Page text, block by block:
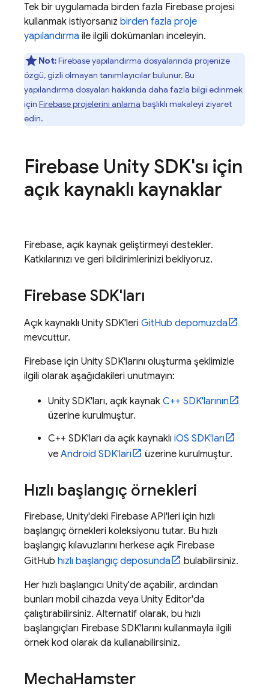
Tek bir uygulamada birden fazla Firebase projesi
kullanmak istiyorsanız birden fazla proje
yapılandırma ile ilgili dokümanları inceleyin.
Not:Firebase yapılandırma dosyalarında projenize
özgü, gizli olmayan tanımlayıcılar bulunur. Bu
yapılandırma dosyaları hakkında daha fazla bilgi edinmek
için Firebase projelerini anlama başlıklı makaleyi ziyaret
edin.
Firebase Unity SDK'sı için
açık kaynaklı kaynaklar
Firebase, açık kaynak geliştirmeyi destekler.
Katkılarınızı ve geri bildirimlerinizi bekliyoruz.
Firebase SDK'ları
Açık kaynaklı Unity SDK'leri GitHub depomuzda
mevcuttur.
Firebase için Unity SDK'larını oluşturma şeklimizle
ilgili olarak aşağıdakileri unutmayın:
Unity SDK'ları, açık kaynak C++ SDK'larının
üzerine kurulmuştur.
C++ SDK'ları da açık kaynaklı iOS SDK'ları
ve Android SDK'ları üzerine kurulmuştur.
Hızlı başlangıç örnekleri
Firebase, Unity'deki Firebase API'leri için hızlı
başlangıç örnekleri koleksiyonu tutar. Bu hızlı
başlangıç kılavuzlarını herkese açık Firebase
GitHub hızlı başlangıç deposunda
bulabilirsiniz.
Her hızlı başlangıcı Unity'de açabilir, ardından
bunları mobil cihazda veya Unity Editor'da
çalıştırabilirsiniz. Alternatif olarak, bu hızlı
başlangıçları Firebase SDK'larını kullanmayla ilgili
örnek kod olarak da kullanabilirsiniz.
MechaHamster